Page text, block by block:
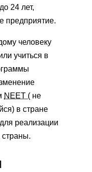
24 лет,
предприятие.
человеку
учиться в
NEET ( не
в стране
реализации
страны.